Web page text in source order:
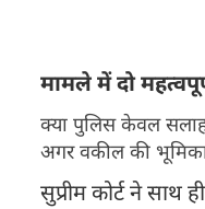
मामले में दो
क्या पुलिस केवल
अगर वकील की
सुप्रीम कोर्ट ने साथ